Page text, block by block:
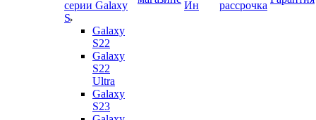
серии Galaxy
S
Galaxy
S22
Galaxy
S22
Ultra
Galaxy
S23
Ин
рассрочка